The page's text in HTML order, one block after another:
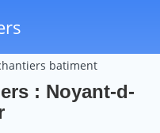
batiment
: Noyant-d-